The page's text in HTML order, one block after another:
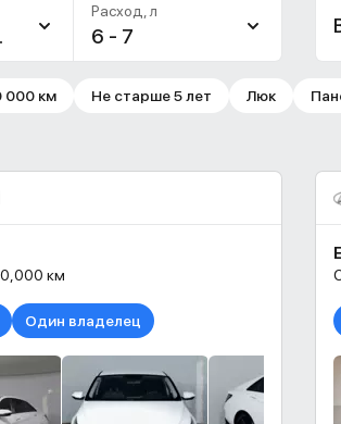
6 - 7
Расход, л
000 км Не старше 5 лет Люк
км
Один владелец